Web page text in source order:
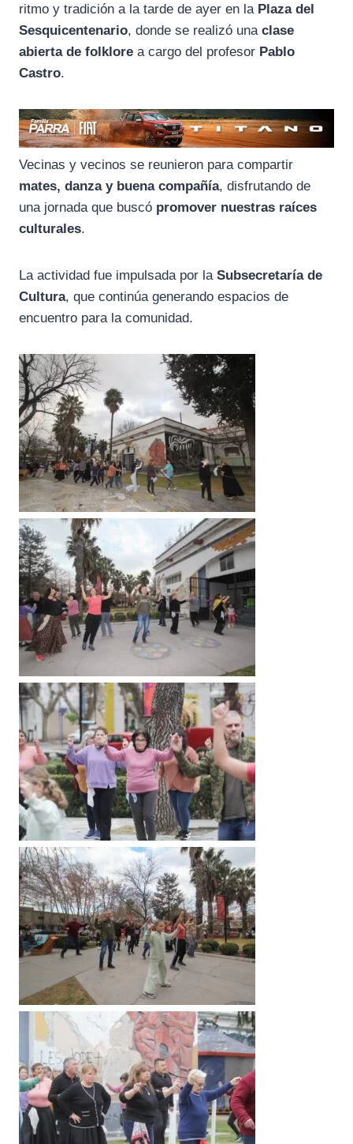
b
o
o
g
r
s
A
ritmo y tradición a la tarde de ayer en la Plaza del
Sesquicentenario, donde se realizó una clase
abierta de folklore a cargo del profesor Pablo
Castro.
Vecinas y vecinos se reunieron para compartir
mates, danza y buena compañía, disfrutando de
una jornada que buscó promover nuestras raíces
culturales.
La actividad fue impulsada por la Subsecretaría de
Cultura, que continúa generando espacios de
encuentro para la comunidad.